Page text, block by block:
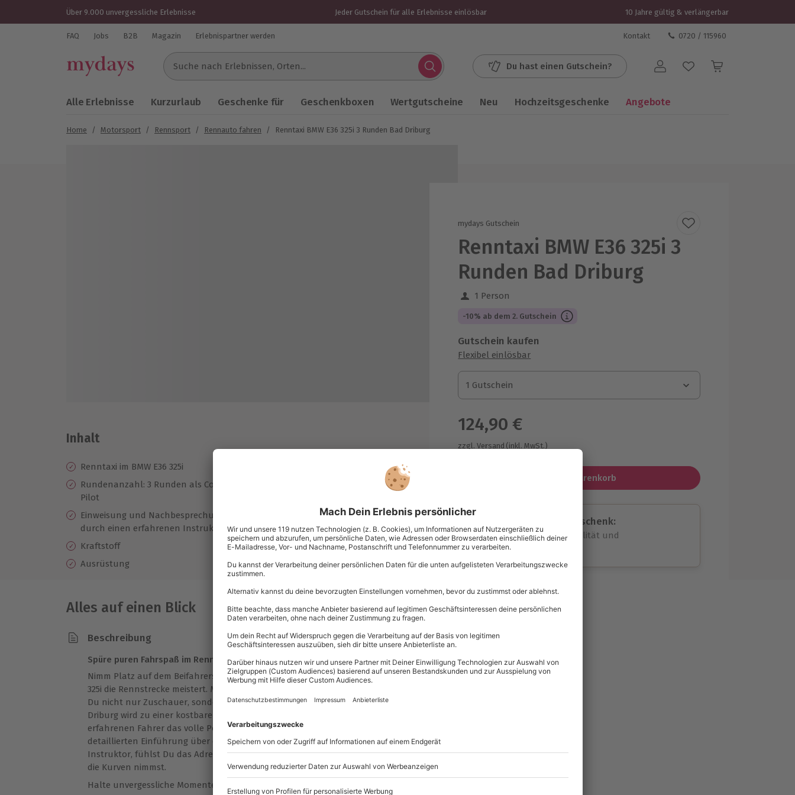
Über 9.000 unvergessliche Erlebnisse Jeder Gutschein für alle Erlebnisse einlösbar 10 Jahre gültig & verlängerbar
FAQ Jobs B2B Magazin Erlebnispartner werden Kontakt 0720 / 115960
Suche nach Erlebnissen...
Du hast einen Gutschein? Benutzerkonto
Alle Erlebnisse Kurzurlaub Geschenke für Geschenkboxen Wertgutscheine Neu Hochzeitsgeschenke Angebote
Home / Motorsport / Rennsport / Rennauto fahren / Renntaxi BMW E36 325i 3 Runden Bad Driburg
mydays Gutschein
Renntaxi BMW E36 325i 3
Runden Bad Driburg
1 Person
-10% ab dem 2. Gutschein
Gutschein kaufen
Flexibel einlösbar
1 Gutschein
1 Gutschein
1 Gutschein
124,90 €
zzgl. Versand (inkl. MwSt.)
In den Warenkorb
Immer das passende Geschenk:
Große Auswahl, volle Flexibilität und
maximale Sicherheit
Große Auswahl
Erlebnisse.
Jeder Gutschein für alle Erlebnisse
Maximale Sicherheit
Inhalt
Renntaxi im BMW E36 325i
Rundenanzahl: 3 Runden als Co-
Pilot
Einweisung und Nachbesprechung
durch einen erfahrenen Instruktor
Kraftstoff
Ausrüstung
Höchstgeschwindigkeit: 230 km/h
Getriebe: H5
Alles auf einen Blick
Beschreibung
Spüre puren Fahrspaß im Renntaxi!
Nimm Platz auf dem Beifahrersitz und erlebe in Bad Driburg, wie der BMW E36
325i die Rennstrecke meistert. Mit drei Runden voller intensiver Momente bist
Du nicht nur Zuschauer, sondern mittendrin im Geschehen. Deine Zeit in Bad
Driburg wird zu einer kostbaren Erfahrung, bei der Du gemeinsam mit einem
erfahrenen Fahrer das volle Potenzial des Wagens ausschöpfst. Nach einer
detaillierten Einführung über die Grundlagen des Rennfahrens von Deinem
Instruktor, fühlst Du das Adrenalin, während Du mit hoher Geschwindigkeit
die Kurven nimmst.
Halte unvergessliche Momente fest